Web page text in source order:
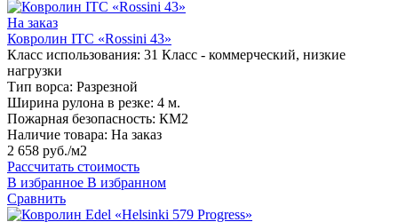
На заказ
Ковролин ITC «Rossini 43»
Класс использования: 31 Класс - коммерческий, низкие
нагрузки
Тип ворса: Разрезной
Ширина рулона в резке: 4 м.
Пожарная безопасность: КМ2
Наличие товара: На заказ
2 658 руб./м2
Рассчитать стоимость
В избранное В избранном
Сравнить